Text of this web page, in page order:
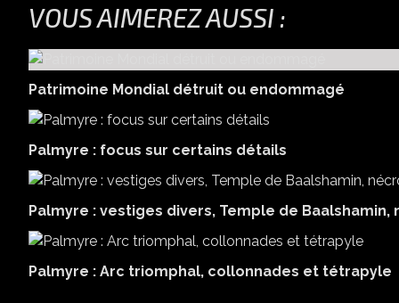
VOUS AIMEREZ AUSSI :
Patrimoine Mondial détruit ou endommagé
Palmyre : focus sur certains détails
Palmyre : vestiges divers, Temple de Baalshamin,
Palmyre : Arc triomphal, collonnades et tétrapyle